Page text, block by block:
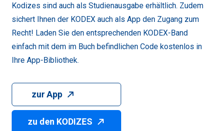
Kodizes sind auch als Studienausgabe erhältlich. Zudem
sichert Ihnen der KODEX auch als App den Zugang zum
Recht! Laden Sie den entsprechenden KODEX-Band
einfach mit dem im Buch befindlichen Code kostenlos in
Ihre App-Bibliothek.
zur App
zu den KODIZES